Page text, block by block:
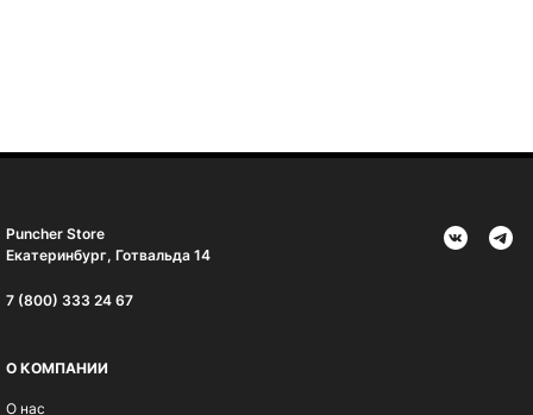
Puncher Store
Екатеринбург, Готвальда 14
7 (800) 333 24 67
О КОМПАНИИ
О нас